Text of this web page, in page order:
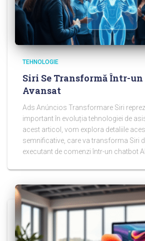
TEHNOLOGIE
Siri Se Transformă Într-
Avansat
Ads Anúncios Transformare Siri
important în evoluția tehnologiei de
acest articol, vom explora detaliile
semnificative, care va transforma Siri
executant de comenzi într-un chatbot AI